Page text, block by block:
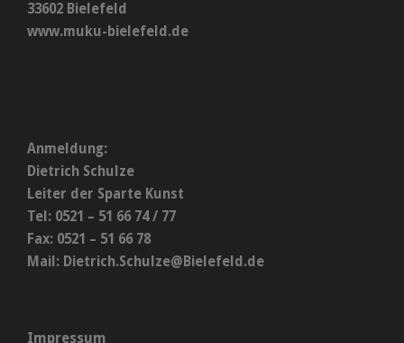
33602 Bielefeld
www.muku-bielefeld.de
Anmeldung:
Dietrich Schulze
Leiter der Sparte Kunst
Tel: 0521 – 51 66 74 / 77
Fax: 0521 – 51 66 78
Mail: Dietrich.Schulze@Bielefeld.de
Impressum